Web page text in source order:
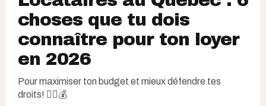
choses que tu dois
connaître pour ton loyer
en 2026
Pour maximiser ton budget et mieux défendre tes
droits! ✊🏽💰